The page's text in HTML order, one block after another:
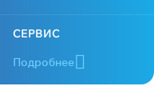
СЕРВИС
Подробнее